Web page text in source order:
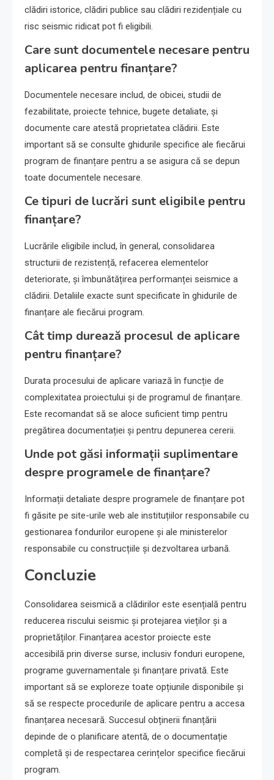
clădiri istorice, clădiri publice sau clădiri rezidențiale cu
risc seismic ridicat pot fi eligibili.
Care sunt documentele necesare pentru
aplicarea pentru finanțare?
Documentele necesare includ, de obicei, studii de
fezabilitate, proiecte tehnice, bugete detaliate, și
documente care atestă proprietatea clădirii. Este
important să se consulte ghidurile specifice ale fiecărui
program de finanțare pentru a se asigura că se depun
toate documentele necesare.
Ce tipuri de lucrări sunt eligibile pentru
finanțare?
Lucrările eligibile includ, în general, consolidarea
structurii de rezistență, refacerea elementelor
deteriorate, și îmbunătățirea performanței seismice a
clădirii. Detaliile exacte sunt specificate în ghidurile de
finanțare ale fiecărui program.
Cât timp durează procesul de aplicare
pentru finanțare?
Durata procesului de aplicare variază în funcție de
complexitatea proiectului și de programul de finanțare.
Este recomandat să se aloce suficient timp pentru
pregătirea documentației și pentru depunerea cererii.
Unde pot găsi informații suplimentare
despre programele de finanțare?
Informații detaliate despre programele de finanțare pot
fi găsite pe site-urile web ale instituțiilor responsabile cu
gestionarea fondurilor europene și ale ministerelor
responsabile cu construcțiile și dezvoltarea urbană.
Concluzie
Consolidarea seismică a clădirilor este esențială pentru
reducerea riscului seismic și protejarea vieților și a
proprietăților. Finanțarea acestor proiecte este
accesibilă prin diverse surse, inclusiv fonduri europene,
programe guvernamentale și finanțare privată. Este
important să se exploreze toate opțiunile disponibile și
să se respecte procedurile de aplicare pentru a accesa
finanțarea necesară. Succesul obținerii finanțării
depinde de o planificare atentă, de o documentație
completă și de respectarea cerințelor specifice fiecărui
program.